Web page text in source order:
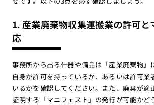
1. 産業廃棄物収集運搬業の許可と
応
事務所から出る什器や備品は「産業廃棄物」
自身が許可を持っているか、あるいは許可業
いるかを確認してください。また、廃棄が適
証明する「マニフェスト」の発行が可能かど